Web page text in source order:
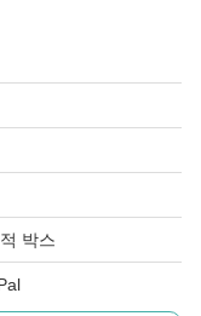
싸는 중립적 박스